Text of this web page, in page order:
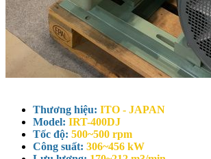
Thương hiệu: ITO - JAPAN
Model: IRT-400DJ
Tốc độ: 500~500 rpm
Công suất: 306~456 kW